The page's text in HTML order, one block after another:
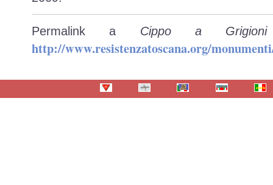
Permalink a Cippo a
http://www.resistenzatoscana.org/